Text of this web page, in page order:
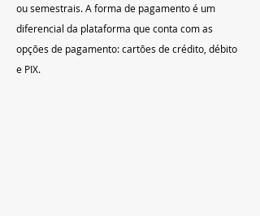
ou semestrais. A forma de pagamento é um
diferencial da plataforma que conta com as
opções de pagamento: cartões de crédito, débito
e PIX.